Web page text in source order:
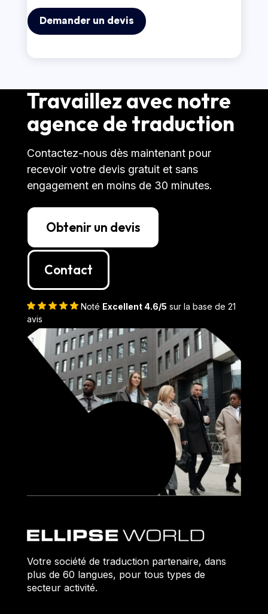
Demander un devis
Travaillez avec notre
agence de traduction
Contactez-nous dès maintenant pour
recevoir votre devis gratuit et sans
engagement en moins de 30 minutes.
Obtenir un devis
Contact
Noté Excellent 4.6/5 sur la base de 21
avis
Votre société de traduction partenaire, dans
plus de 60 langues, pour tous types de
secteur activité.